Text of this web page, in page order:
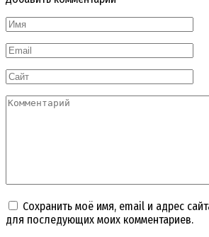
Имя
*
Email
*
Сайт
Комментарий
Сохранить моё имя, email и адрес
для последующих моих комментариев.